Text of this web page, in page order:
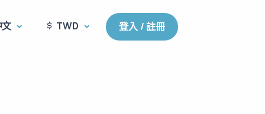
TWD 登入 / 註冊